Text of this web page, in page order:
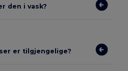
den i vask?
er tilgjengelige?